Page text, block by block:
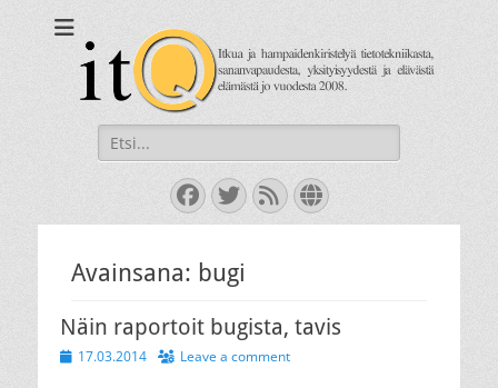
Itkua ja hammastenkiristelyä jo vuodesta 2008.
Search
for:
Facebook
Twitter
FeedWebsite
Avainsana: bugi
Näin raportoit bugista, tavis
Posted17.03.2014 Leave a comment